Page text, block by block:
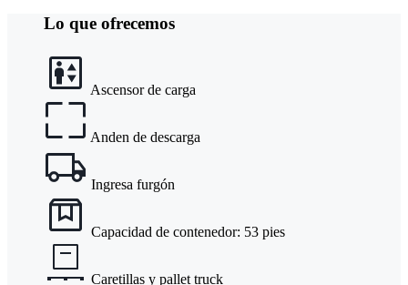
Lo que ofrecemos
Ascensor de carga
Anden de descarga
Ingresa furgón
Capacidad de contenedor: 53 pies
Caretillas y pallet truck